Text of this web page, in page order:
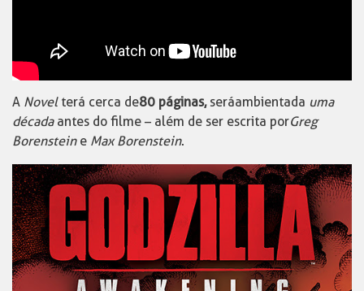
A Novelterá cerca de80 páginas,será ambientada uma
décadaantes do filme – além de ser escrita porGreg
Borensteine Max Borenstein.